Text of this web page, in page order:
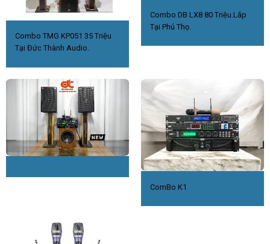
Combo TMG KP051 35 Triệu
Tại Đức Thành Audio.
Combo DB LX8 80 Triệu.Lắp
Tại Phú Thọ.
ComBo K1